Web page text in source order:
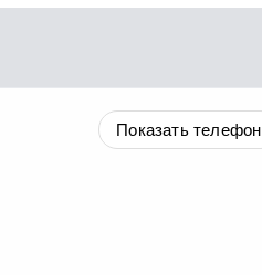
Показать телефон